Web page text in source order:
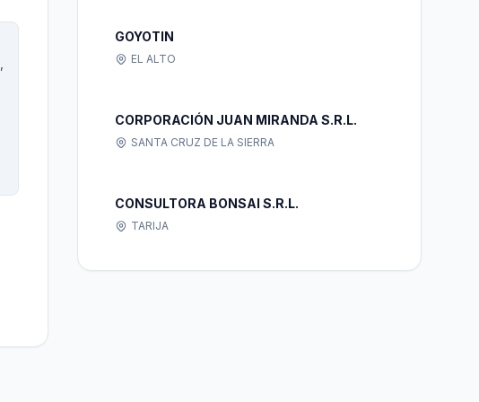
GOYOTIN
EL ALTO
CORPORACIÓN JUAN MIRANDA S.R.L.
SANTA CRUZ DE LA SIERRA
CONSULTORA BONSAI S.R.L.
TARIJA